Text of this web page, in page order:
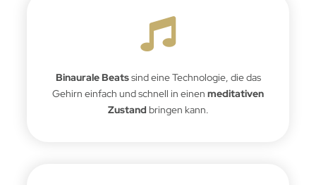
Binaurale Beatssind eine Technologie, die das
Gehirn einfach und schnell in einen meditativen
Zustand bringen kann.